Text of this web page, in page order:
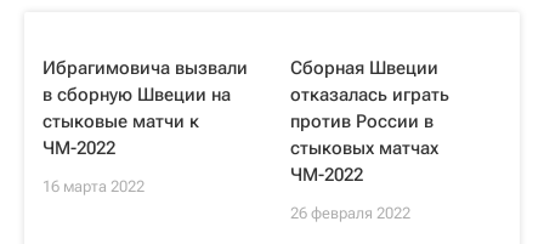
Ибрагимовича вызвали
в сборную Швеции на
стыковые матчи к
ЧМ-2022
16 марта 2022
Сборная Швеции
отказалась играть
против России в
стыковых матчах
ЧМ-2022
26 февраля 2022